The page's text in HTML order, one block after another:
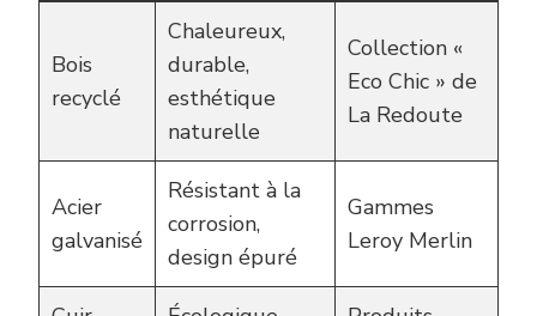
Bois
recyclé
Chaleureux,
durable,
esthétique
naturelle
Collection «
Eco Chic » de
La Redoute
Acier
galvanisé
Résistant à la
corrosion,
design épuré
Gammes
Leroy Merlin